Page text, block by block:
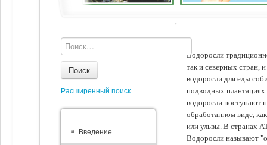
Водоросли
так и северных стран,
водоросли для еды
подводных
водоросли поступают
обработанном виде,
или ульвы. В странах
Водоросли называют
Поиск
Расширенный поиск
Введение